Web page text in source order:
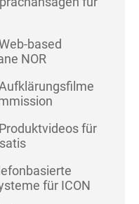
based
NOR
für
für ICON